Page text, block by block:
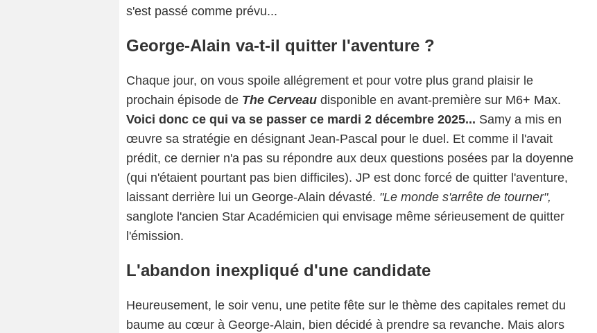
s'est passé comme prévu...
George-Alain va-t-il quitter l'aventure ?
Chaque jour, on vous spoile allégrement et pour votre plus grand plaisir le
prochain épisode de The Cerveau disponible en avant-première sur M6+ Max.
Voici donc ce qui va se passer ce mardi 2 décembre 2025... Samy a mis en
œuvre sa stratégie en désignant Jean-Pascal pour le duel. Et comme il l'avait
prédit, ce dernier n'a pas su répondre aux deux questions posées par la doyenne
(qui n'étaient pourtant pas bien difficiles). JP est donc forcé de quitter l'aventure,
laissant derrière lui un George-Alain dévasté. "Le monde s'arrête de tourner",
sanglote l'ancien Star Académicien qui envisage même sérieusement de quitter
l'émission.
L'abandon inexpliqué d'une candidate
Heureusement, le soir venu, une petite fête sur le thème des capitales remet du
baume au cœur à George-Alain, bien décidé à prendre sa revanche. Mais alors